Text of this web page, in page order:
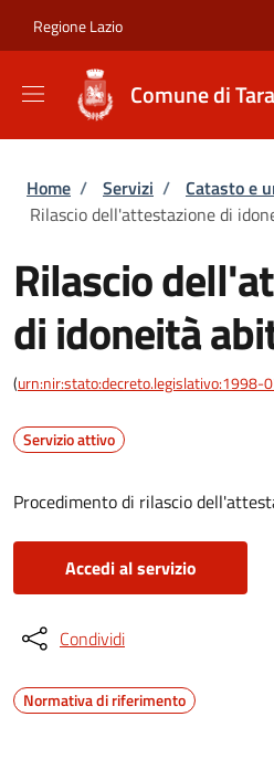
Regione Lazio
Comune di
Briciole di pane
Home / Servizi / Catasto e
Rilascio dell'attestazione di
Rilascio
di idoneità
(
Servizio attivo
Procedimento di rilascio
Accedi al servizio
Condividi
Normativa di riferimento